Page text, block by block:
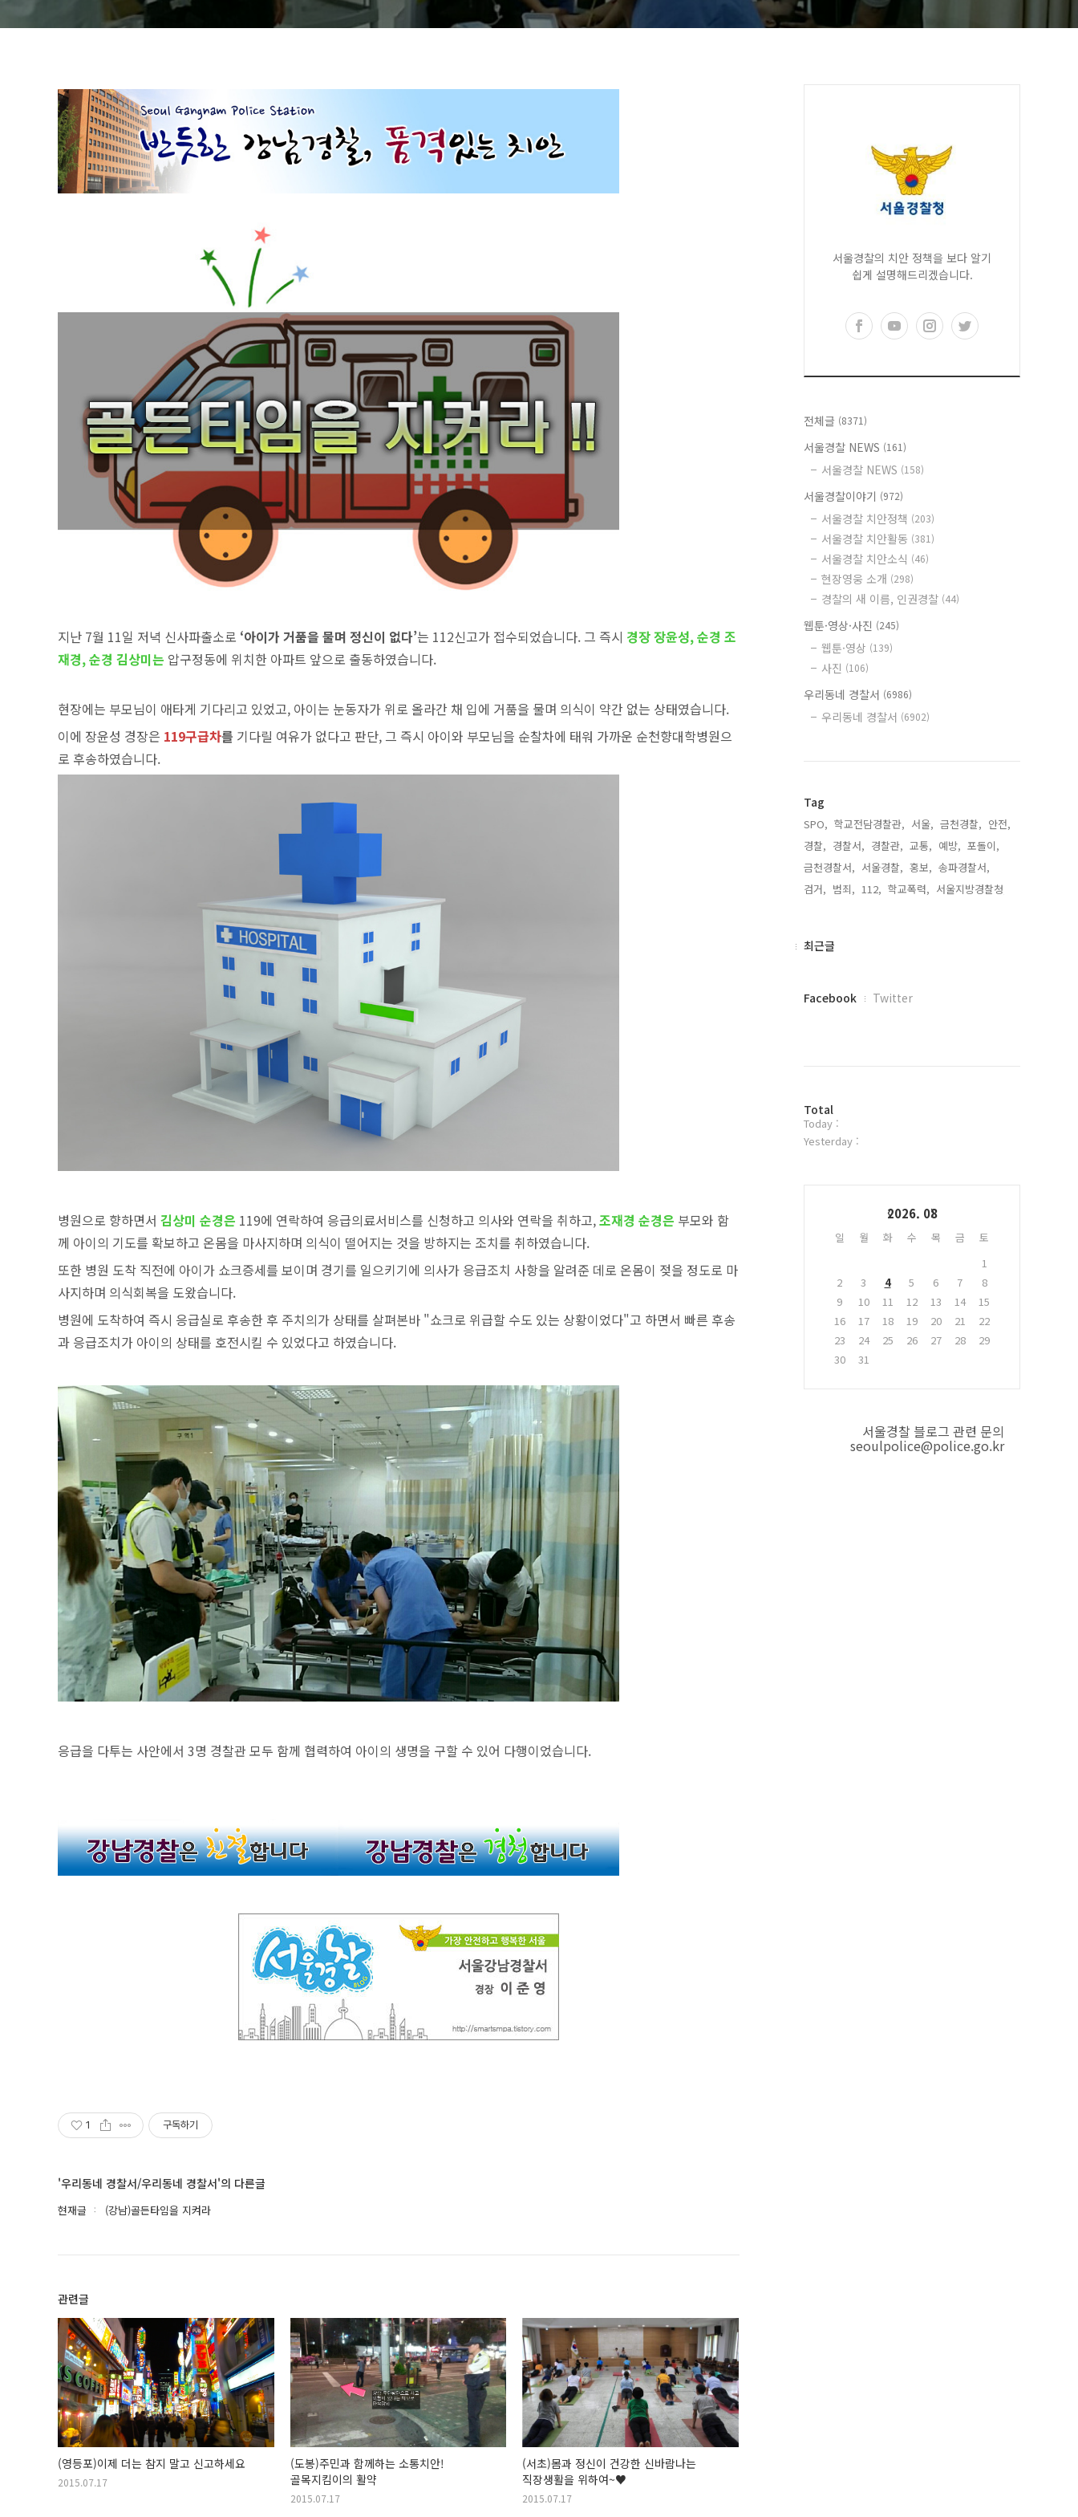
지난 7월 11일 저녁 신사파출소로 ‘아이가 거품을 물며 정신이 없다’는 112신고가 접수되었습니다. 그 즉시 경장 장윤성, 순경 조
재경, 순경 김상미는 압구정동에 위치한 아파트 앞으로 출동하였습니다.
현장에는 부모님이 애타게 기다리고 있었고, 아이는 눈동자가 위로 올라간 채 입에 거품을 물며 의식이 약간 없는 상태였습니다.
이에 장윤성 경장은 119구급차를 기다릴 여유가 없다고 판단, 그 즉시 아이와 부모님을 순찰차에 태워 가까운 순천향대학병원으
로 후송하였습니다.
병원으로 향하면서 김상미 순경은 119에 연락하여 응급의료서비스를 신청하고 의사와 연락을 취하고,조재경 순경은 부모와 함
께 아이의 기도를 확보하고 온몸을 마사지하며 의식이 떨어지는 것을 방하지는 조치를 취하였습니다.
또한 병원 도착 직전에 아이가 쇼크증세를 보이며 경기를 일으키기에 의사가 응급조치 사항을 알려준 데로 온몸이 젖을 정도로 마
사지하며 의식회복을 도왔습니다.
병원에 도착하여 즉시 응급실로 후송한 후 주치의가 상태를 살펴본바 "쇼크로 위급할 수도 있는 상황이었다"고 하면서 빠른 후송
과 응급조치가 아이의 상태를 호전시킬 수 있었다고 하였습니다.
응급을 다투는 사안에서 3명 경찰관 모두 함께 협력하여 아이의 생명을 구할 수 있어 다행이었습니다.
1 구독하기
'우리동네 경찰서/우리동네 경찰서'의 다른글
현재글 (강남)골든타임을 지켜라
관련글
(영등포)이제 더는 참지 말고 신고하세요
2015.07.17
(도봉)주민과 함께하는 소통치안!
골목지킴이의 활약
2015.07.17
(서초)몸과 정신이 건강한 신바람나는
직장생활을 위하여~♥
2015.07.17
서울경찰의 치안 정책을 보다 알기
쉽게 설명해드리겠습니다.
전체글 (8371)
서울경찰 NEWS (161)
서울경찰 NEWS (158)
서울경찰이야기 (972)
서울경찰 치안정책 (203)
서울경찰 치안활동 (381)
서울경찰 치안소식 (46)
현장영웅 소개 (298)
경찰의 새 이름, 인권경찰 (44)
웹툰·영상·사진 (245)
웹툰·영상 (139)
사진 (106)
우리동네 경찰서 (6986)
우리동네 경찰서 (6902)
Tag
SPO, 학교전담경찰관, 서울, 금천경찰, 안전,
경찰, 경찰서, 경찰관, 교통, 예방, 포돌이,
금천경찰서, 서울경찰, 홍보, 송파경찰서,
검거, 범죄, 112, 학교폭력, 서울지방경찰청,
최
최근글
페
플
러
그
Facebook Twitter
방
문
자
Total
Today :
Yesterday :
2026. 08
일 월 화 수 목 금
토
1
2
3 4 5 6 7
8
9
10 11 12 13 14
15
16
17 18 19 20 21
22
23
24 25 26 27 28
29
30
31
서울경찰 블로그 관련 문의
seoulpolice@police.go.kr